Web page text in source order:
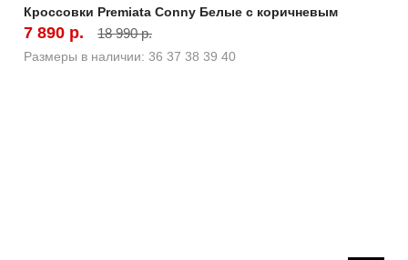
Кроссовки Premiata Conny Белые с коричневым
7 890 р. 18 990 р.
Размеры в наличии: 36 37 38 39 40